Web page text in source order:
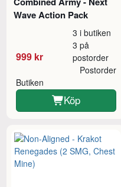
Wave Action Pack
999 kr
3 i butiken
3 på
postorder
Butiken
Postorder
Köp